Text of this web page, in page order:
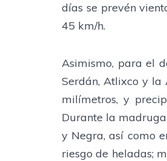
días se prevén
45 km/h.
Asimismo, para el
Serdán, Atlixco y la
milímetros, y
Durante la
y Negra, así como
riesgo de heladas;